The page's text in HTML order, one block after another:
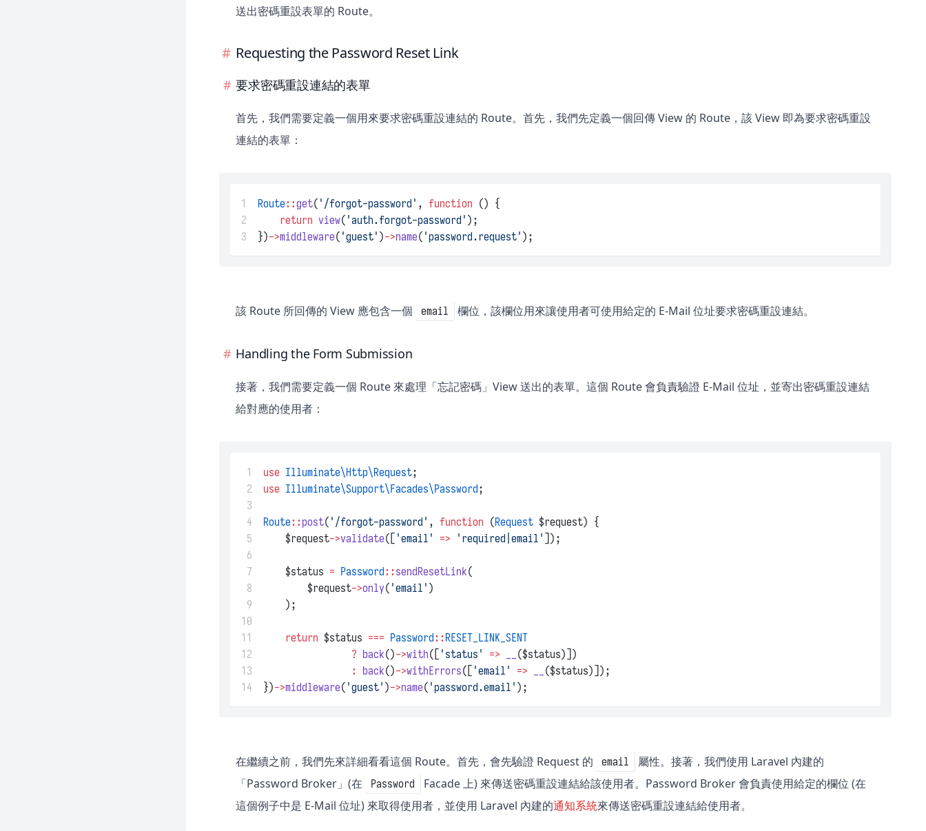
送出密碼重設表單的 Route。
Requesting the Password Reset Link
要求密碼重設連結的表單
首先，我們需要定義一個用來要求密碼重設連結的 Route。首先，我們先定義一個回傳 View 的 Route，該 View 即為要求密碼重設
連結的表單：
1 Route::get( '/forgot-password' , function () {
2
return view( 'auth.forgot-password' );
3
})->middleware( 'guest' )->name( 'password.request' );
該 Route 所回傳的 View 應包含一個 email 欄位，該欄位用來讓使用者可使用給定的 E-Mail 位址要求密碼重設連結。
Handling the Form Submission
接著，我們需要定義一個 Route 來處理「忘記密碼」View 送出的表單。這個 Route 會負責驗證 E-Mail 位址，並寄出密碼重設連結
給對應的使用者：
1 use Illuminate\Http\Request;
2
use Illuminate\Support\Facades\Password;
3
4
Route::post( '/forgot-password' , function (Request $request) {
5
    $request
->validate([ 'email' => 'required|email' ]);
6
7
    $status
= Password::sendResetLink(
8
        $request
->only( 'email' )
9
    );
10
11
return $status === Password::RESET_LINK_SENT
12
? back()->with([ 'status' =>
($status)])
13
: back()->withErrors([ 'email' =>
($status)]);
14
})->middleware( 'guest' )->name( 'password.email' );
在繼續之前，我們先來詳細看看這個 Route。首先，會先驗證 Request 的 email
屬性。接著，我們使用 Laravel 內建的
「Password Broker」(在
Password
Facade 上) 來傳送密碼重設連結給該使用者。Password Broker 會負責使用給定的欄位 (在
這個例子中是 E-Mail 位址) 來取得使用者，並使用 Laravel 內建的通知系統來傳送密碼重設連結給使用者。